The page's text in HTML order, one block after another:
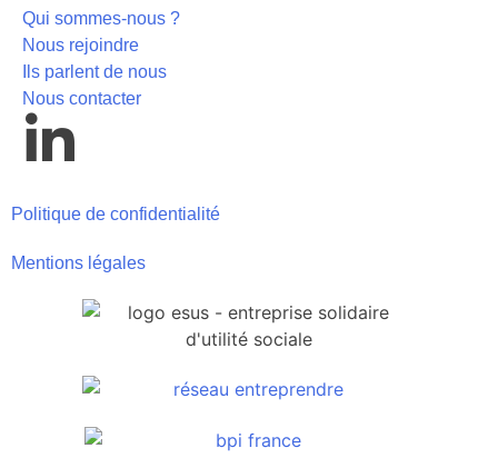
Qui sommes-nous ?
Nous rejoindre
Ils parlent de nous
Nous contacter
Politique de confidentialité
Mentions légales